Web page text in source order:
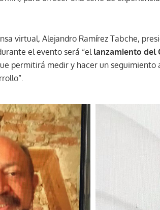
virtual, Alejandro Ramírez Tabche,
el evento será “el lanzamiento del
permitirá medir y hacer un seguimiento